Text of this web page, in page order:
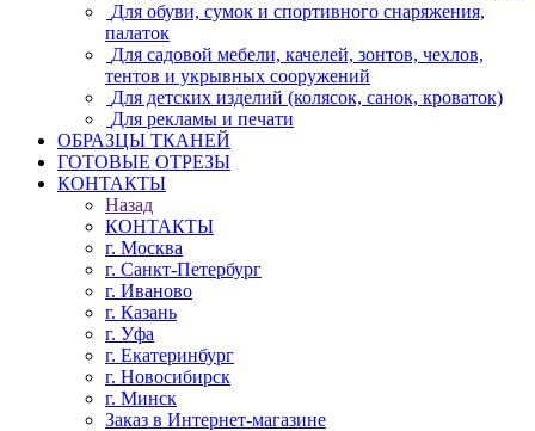
Для обуви, сумок и спортивного снаряжения,
палаток
Для садовой мебели, качелей, зонтов, чехлов,
тентов и укрывных сооружений
Для детских изделий (колясок, санок, кроваток)
Для рекламы и печати
ОБРАЗЦЫ ТКАНЕЙ
ГОТОВЫЕ ОТРЕЗЫ
КОНТАКТЫ
Назад
КОНТАКТЫ
г. Москва
г. Санкт-Петербург
г. Иваново
г. Казань
г. Уфа
г. Екатеринбург
г. Новосибирск
г. Минск
Заказ в Интернет-магазине